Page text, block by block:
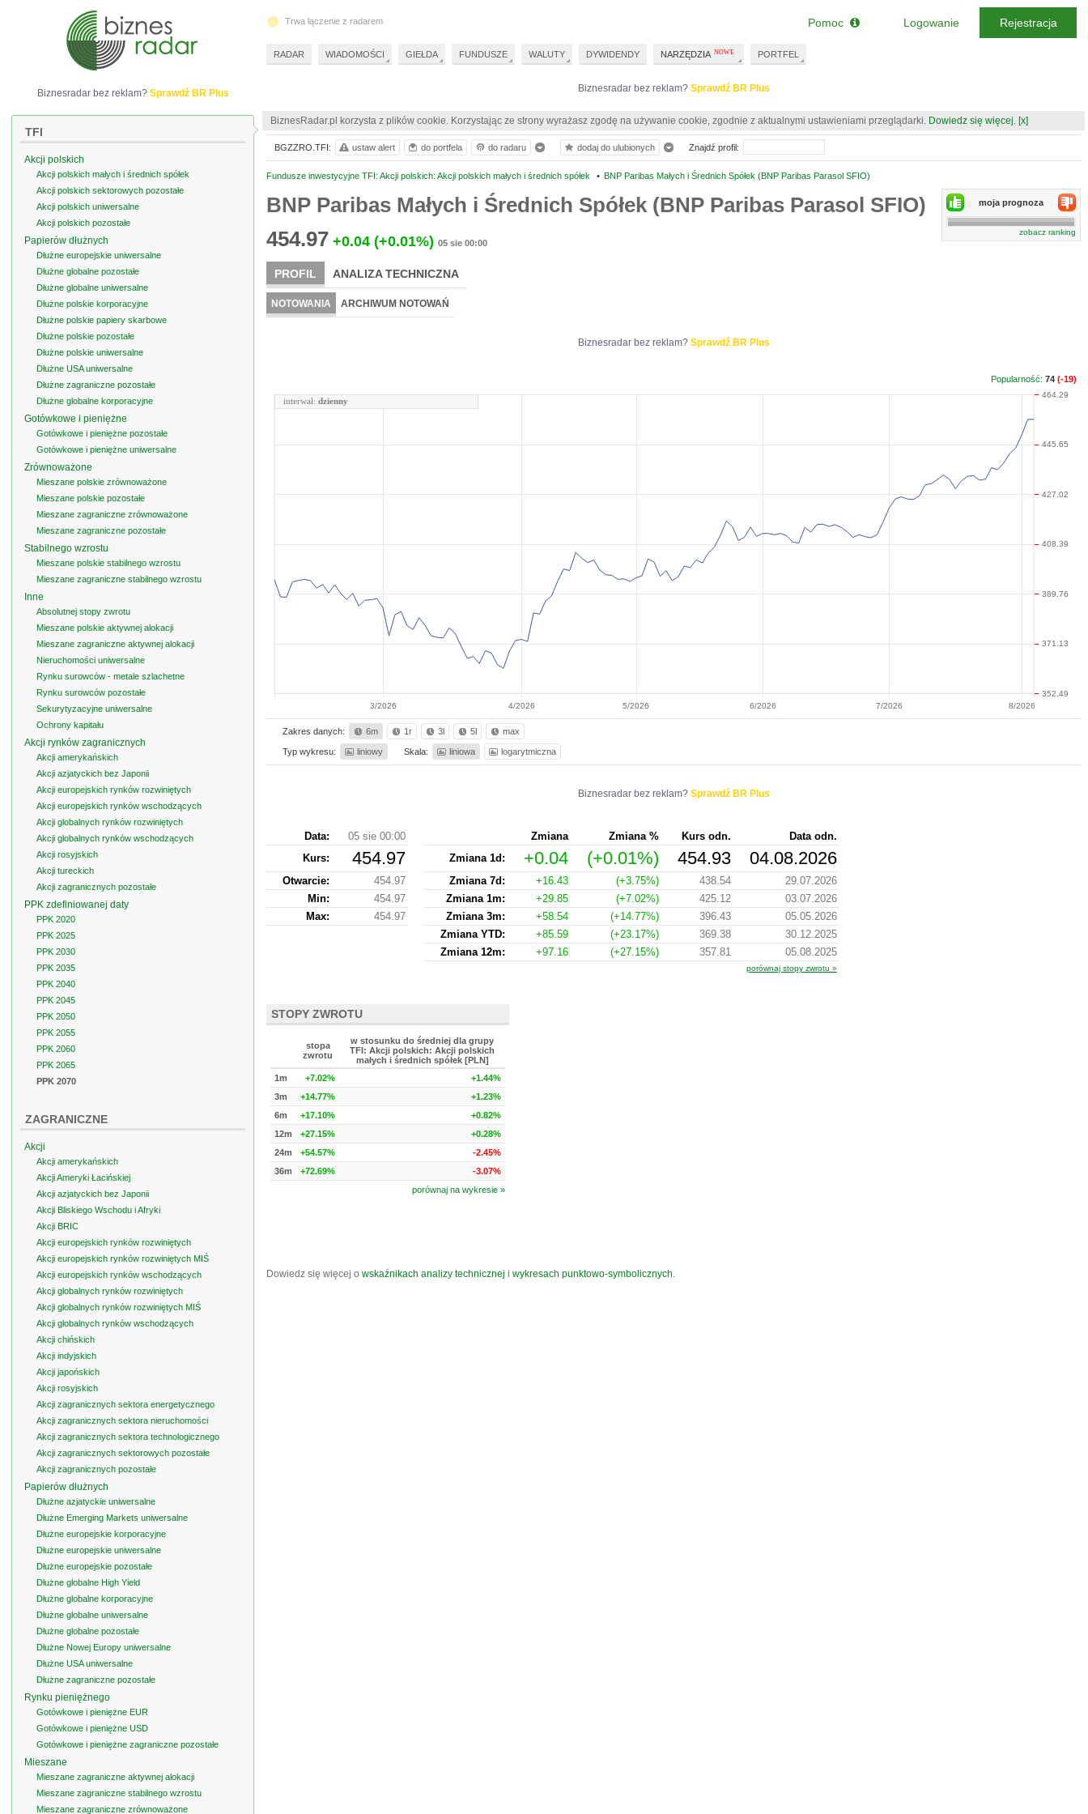
Biznesradar bez reklam? Sprawdź BR Plus
BiznesRadar.pl korzysta z plików cookie. Korzystając ze strony wyrażasz zgodę na używanie cookie, zgodnie z aktualnymi ustawieniami przeglądarki. Dowiedz się więcej. [x]
Fundusze inwestycyjne TFI: Akcji polskich: Akcji polskich małych i średnich spółek • BNP Paribas Małych i Średnich Spółek (BNP Paribas Parasol SFIO)
BNP Paribas Małych i Średnich Spółek (BNP Paribas Parasol SFIO)
454.97 +0.04 (+0.01%) 05 sie 00:00
moja prognoza
zobacz ranking
PROFIL ANALIZA TECHNICZNA
NOTOWANIA ARCHIWUM NOTOWAŃ
Biznesradar bez reklam? Sprawdź BR Plus
Popularność: 74 (-19)
3/2026 4/2026 5/2026 6/2026 7/2026 8/2026
352.49
371.13
389.76
408.39
427.02
445.65
464.29
interwał: dzienny
Zakres danych: 6m 1r 3l 5l max
Typ wykresu: liniowy Skala: liniowa logarytmiczna
Biznesradar bez reklam? Sprawdź BR Plus
Data:
05 sie 00:00
Kurs: 454.97
Otwarcie:
454.97
Min:
454.97
Max:
454.97
Zmiana Zmiana % Kurs odn.
Data odn.
Zmiana 1d:
+0.04 (+0.01%) 454.93 04.08.2026
Zmiana 7d: +16.43 (+3.75%) 438.54
29.07.2026
Zmiana 1m:
+29.85 (+7.02%) 425.12
03.07.2026
Zmiana 3m:
+58.54 (+14.77%) 396.43
05.05.2026
Zmiana YTD:
+85.59 (+23.17%) 369.38
30.12.2025
Zmiana 12m:
+97.16 (+27.15%) 357.81 05.08.2025
porównaj stopy zwrotu »
STOPY ZWROTU
stopa
zwrotu
w stosunku do średniej dla grupy
TFI: Akcji polskich: Akcji polskich
małych i średnich spółek [PLN]
1m
+7.02%
+1.44%
3m
+14.77%
+1.23%
6m
+17.10%
+0.82%
12m
+27.15%
+0.28%
24m
+54.57%
-2.45%
36m
+72.69%
-3.07%
porównaj na wykresie »
Dowiedz się więcej o wskaźnikach analizy technicznej i wykresach punktowo-symbolicznych.
BGZZRO.TFI: ustaw alert do portfela do radaru dodaj do ulubionych Znajdź profil:
Biznesradar bez reklam? Sprawdź BR Plus
TFI
Akcji polskich
Akcji polskich małych i średnich spółek
Akcji polskich sektorowych pozostałe
Akcji polskich uniwersalne
Akcji polskich pozostałe
Papierów dłużnych
Dłużne europejskie uniwersalne
Dłużne globalne pozostałe
Dłużne globalne uniwersalne
Dłużne polskie korporacyjne
Dłużne polskie papiery skarbowe
Dłużne polskie pozostałe
Dłużne polskie uniwersalne
Dłużne USA uniwersalne
Dłużne zagraniczne pozostałe
Dłużne globalne korporacyjne
Gotówkowe i pieniężne
Gotówkowe i pieniężne pozostałe
Gotówkowe i pieniężne uniwersalne
Zrównoważone
Mieszane polskie zrównoważone
Mieszane polskie pozostałe
Mieszane zagraniczne zrównoważone
Mieszane zagraniczne pozostałe
Stabilnego wzrostu
Mieszane polskie stabilnego wzrostu
Mieszane zagraniczne stabilnego wzrostu
Inne
Absolutnej stopy zwrotu
Mieszane polskie aktywnej alokacji
Mieszane zagraniczne aktywnej alokacji
Nieruchomości uniwersalne
Rynku surowców - metale szlachetne
Rynku surowców pozostałe
Sekurytyzacyjne uniwersalne
Ochrony kapitału
Akcji rynków zagranicznych
Akcji amerykańskich
Akcji azjatyckich bez Japonii
Akcji europejskich rynków rozwiniętych
Akcji europejskich rynków wschodzących
Akcji globalnych rynków rozwiniętych
Akcji globalnych rynków wschodzących
Akcji rosyjskich
Akcji tureckich
Akcji zagranicznych pozostałe
PPK zdefiniowanej daty
PPK 2020
PPK 2025
PPK 2030
PPK 2035
PPK 2040
PPK 2045
PPK 2050
PPK 2055
PPK 2060
PPK 2065
PPK 2070
ZAGRANICZNE
Akcji
Akcji amerykańskich
Akcji Ameryki Łacińskiej
Akcji azjatyckich bez Japonii
Akcji Bliskiego Wschodu i Afryki
Akcji BRIC
Akcji europejskich rynków rozwiniętych
Akcji europejskich rynków rozwiniętych MIŚ
Akcji europejskich rynków wschodzących
Akcji globalnych rynków rozwiniętych
Akcji globalnych rynków rozwiniętych MIŚ
Akcji globalnych rynków wschodzących
Akcji chińskich
Akcji indyjskich
Akcji japońskich
Akcji rosyjskich
Akcji zagranicznych sektora energetycznego
Akcji zagranicznych sektora nieruchomości
Akcji zagranicznych sektora technologicznego
Akcji zagranicznych sektorowych pozostałe
Akcji zagranicznych pozostałe
Papierów dłużnych
Dłużne azjatyckie uniwersalne
Dłużne Emerging Markets uniwersalne
Dłużne europejskie korporacyjne
Dłużne europejskie uniwersalne
Dłużne europejskie pozostałe
Dłużne globalne High Yield
Dłużne globalne korporacyjne
Dłużne globalne uniwersalne
Dłużne globalne pozostałe
Dłużne Nowej Europy uniwersalne
Dłużne USA uniwersalne
Dłużne zagraniczne pozostałe
Rynku pieniężnego
Gotówkowe i pieniężne EUR
Gotówkowe i pieniężne USD
Gotówkowe i pieniężne zagraniczne pozostałe
Mieszane
Mieszane zagraniczne aktywnej alokacji
Mieszane zagraniczne stabilnego wzrostu
Mieszane zagraniczne zrównoważone
Trwa łączenie z radarem
RADAR WIADOMOŚCI GIEŁDA FUNDUSZE WALUTY DYWIDENDY NARZĘDZIA PORTFEL
Pomoc Logowanie Rejestracja